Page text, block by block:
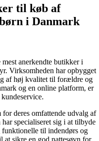
til køb af
i Danmark
anerkendte butikker i
Virksomheden har opbygget
af høj kvalitet til forældre og
og en online platform, er
deres omfattende udvalg af
specialiseret sig i at tilbyde
funktionelle til indendørs og
at sikre en god nattesøvn for